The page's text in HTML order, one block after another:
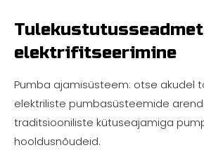
elektrifitseerimine
Pumba ajamisüsteem: otse akudel
elektriliste pumbasüsteemide
traditsiooniliste kütuseajamiga
hooldusnõudeid.